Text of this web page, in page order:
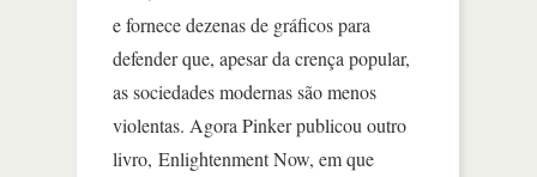
e fornece dezenas de gráficos para
defender que, apesar da crença popular,
as sociedades modernas são menos
violentas. Agora Pinker publicou outro
livro, Enlightenment Now, em que